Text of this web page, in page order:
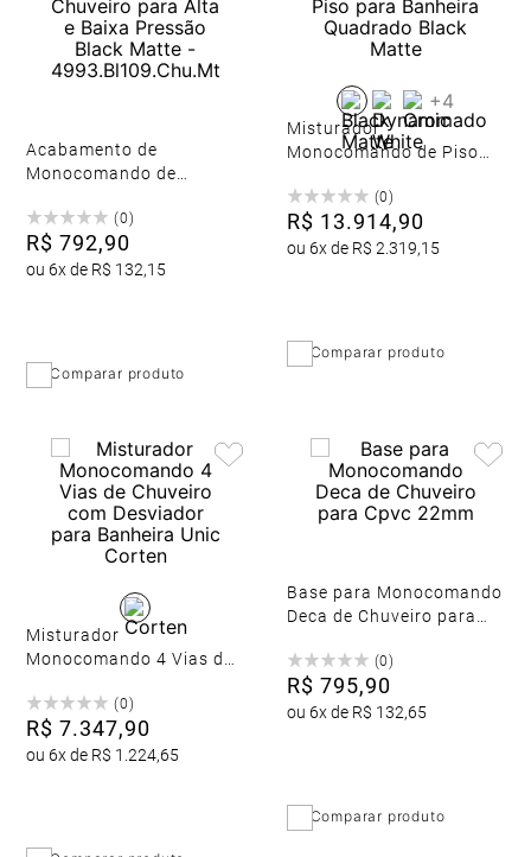
Acabamento de
Monocomando de
Baixa Pressão Black
Matte -
4993.Bl109.Chu.Mt
(0 )
R$ 792,90
ou6x de R$ 132,15
Comparar produto
+4
Misturador
Monocomando de Piso
Black Matte
(0 )
R$ 13.914,90
ou 6x de R$ 2 319,15
Comparar produto
Misturador
Monocomando 4 Vias de
para Banheira Unic
Corten
(0 )
R$ 7.347,90
ou6x de R$ 1 .224,65
Base para Monocomando
Deca de Chuveiro para
(0 )
R$ 795,90
ou 6x de R$ 132,65
Comparar produto